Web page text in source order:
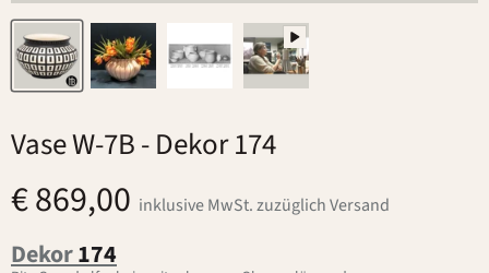
Vase W-7B- Dekor 174
€ 869,00 inklusive MwSt. zuzüglich Versand
Dekor174